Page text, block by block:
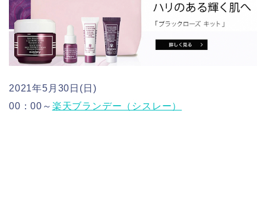
2021年5月30日(日)
00：00～ 楽天ブランデー（シスレー）